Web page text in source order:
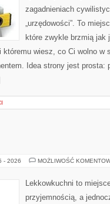
zagadnieniach
„urzędowości”. To
które zwykle brzmią jak
wiesz, co Ci wolno w
Idea strony jest prosta:
- 2026 MOŻLIWOŚĆ
Lekkowkuchni to
przyjemnością, a